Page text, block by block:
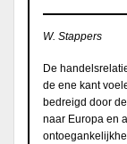
W. Stappers
De
de ene kant
bedreigd door
naar Europa en